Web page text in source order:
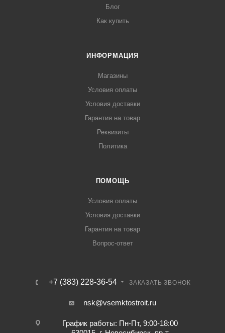
Блог
Как купить
ИНФОРМАЦИЯ
Магазины
Условия оплаты
Условия доставки
Гарантия на товар
Реквизиты
Политика
ПОМОЩЬ
Условия оплаты
Условия доставки
Гарантия на товар
Вопрос-ответ
+7 (383) 228-36-54 ЗАКАЗАТЬ ЗВОНОК
nsk@vsemktostroit.ru
График работы: Пн-Пт, 9:00-18:00